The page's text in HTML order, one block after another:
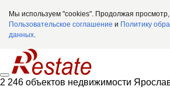
Мы используем "cookies". Продолжая
Пользовательское соглашение и Политику
данных.
2 246 объектов недвижимости